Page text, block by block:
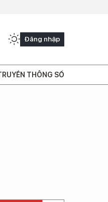
Đăng nhập
THÔNG SỐ